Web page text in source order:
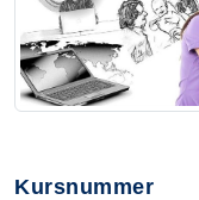
Kursnummer